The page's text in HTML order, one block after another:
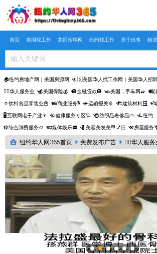
Skip to main content
首页 美国找工作 美国招聘网 纽约找工作 房子出售 租房
🏠纽约房地产网｜美国房源网 🇺🇸美国华人找工作网｜美国华人招
🤵‍♀️华人服务业 💰美国保险💰 🏦金融贷款🏦 🚗美国二手车网🚙 🛍️
🥤饮料食品零售业🍟 📸商业服务🎙️ ✈️运输报关🚢 🏗️建筑材料🪟 📺
🖥️互联网电子产业📱 🩺健康服务专区🩺 💍纺织品奢侈品👜 🛴纽约
🎼综合消费服务🎨 🎞️媒体娱乐📻 💈美容美发美甲💅🏻 ⚒️房屋服务
纽约华人网365首页 免费发布广告 🤵‍♀️华人服务